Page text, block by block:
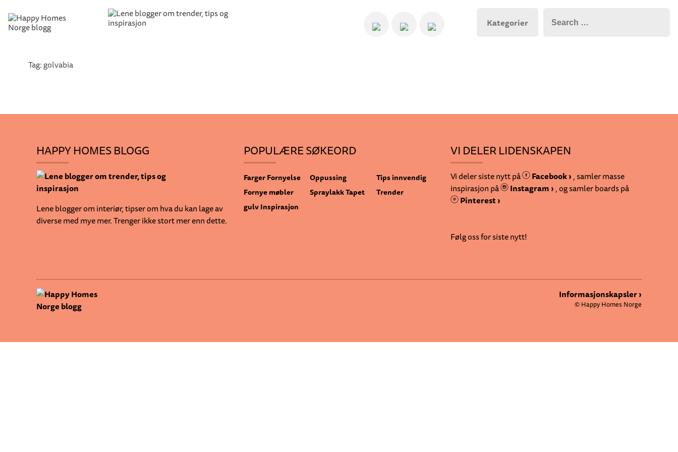
Kategorier
Tag: golvabia
HAPPY HOMES BLOGG
Lene blogger om interiør, tipser om hva du kan lage av
diverse med mye mer. Trenger ikke stort mer enn dette.
POPULÆRE SØKEORD
FargerFornyelse
Fornye møbler
gulvInspirasjon
Oppussing
SpraylakkTapet
Tips innvendig
Trender
VI DELER LIDENSKAPEN
Vi deler siste nytt på Facebook ›, samler masse
inspirasjon på
Instagram ›, og samler boards på
Pinterest ›
Følg oss for siste nytt!
Informasjonskapsler ›
© Happy Homes Norge